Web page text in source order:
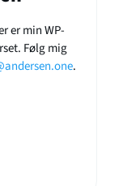
er min WP-
Følg mig
.